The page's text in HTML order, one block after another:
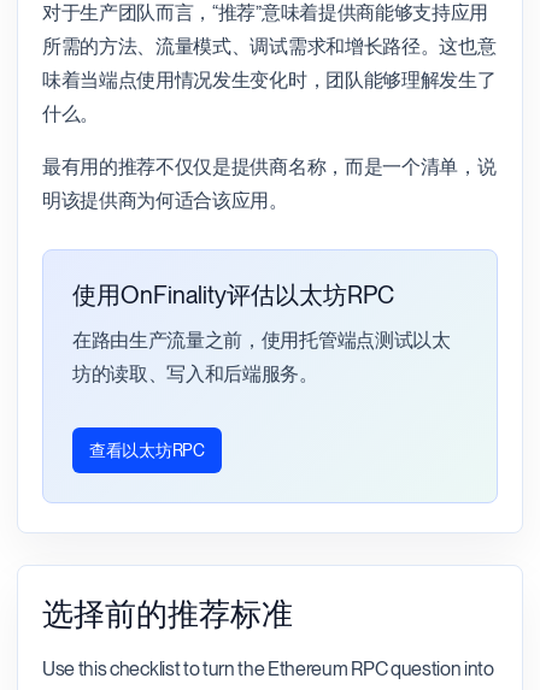
对于生产团队而言，“推荐”意味着提供商能够支持应用
所需的方法、流量模式、调试需求和增长路径。这也意
味着当端点使用情况发生变化时，团队能够理解发生了
什么。
最有用的推荐不仅仅是提供商名称，而是一个清单，说
明该提供商为何适合该应用。
使用OnFinality评估以太坊RPC
在路由生产流量之前，使用托管端点测试以太
坊的读取、写入和后端服务。
查看以太坊RPC
选择前的推荐标准
Use this checklist to turn the Ethereum RPC question into